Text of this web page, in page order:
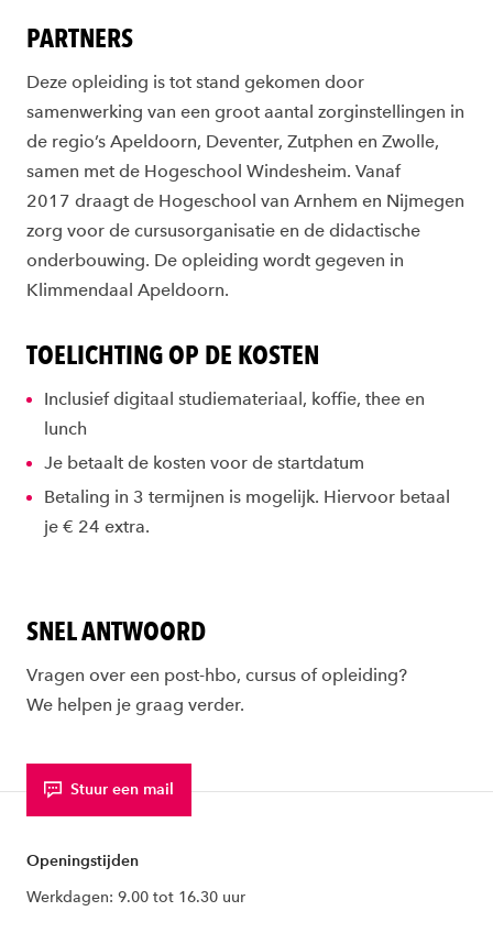
PARTNERS
Deze opleiding is tot stand gekomen door
samenwerking van een groot aantal zorginstellingen in
de regio’s Apeldoorn, Deventer, Zutphen en Zwolle,
samen met de Hogeschool Windesheim. Vanaf
2017 draagt de Hogeschool van Arnhem en Nijmegen
zorg voor de cursusorganisatie en de didactische
onderbouwing. De opleiding wordt gegeven in
Klimmendaal Apeldoorn.
TOELICHTING OP DE KOSTEN
Inclusief digitaal studiemateriaal, koffie, thee en
lunch
Je betaalt de kosten voor de startdatum
Betaling in 3 termijnen is mogelijk. Hiervoor betaal
je € 24 extra.
SNEL ANTWOORD
Vragen over een post-hbo, cursus of opleiding?
We helpen je graag verder.
Stuur een mail
Openingstijden
Werkdagen: 9.00 tot 16.30 uur